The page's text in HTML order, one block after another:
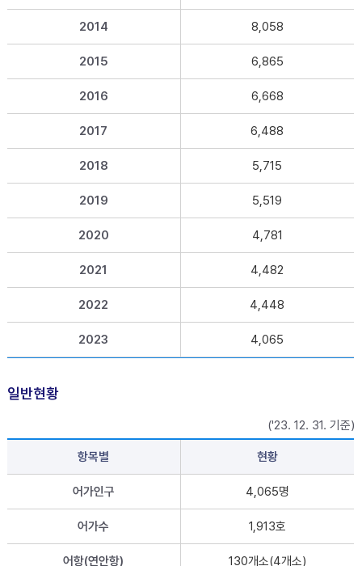
2014 8,058
2015 6,865
2016 6,668
2017 6,488
2018 5,715
2019 5,519
2020 4,781
2021 4,482
2022 4,448
2023 4,065
일반현황
('23. 12. 31. 기준)
항목별 현황
어가인구 4,065명
어가수 1,913호
어항(연안항) 130개소(4개소)